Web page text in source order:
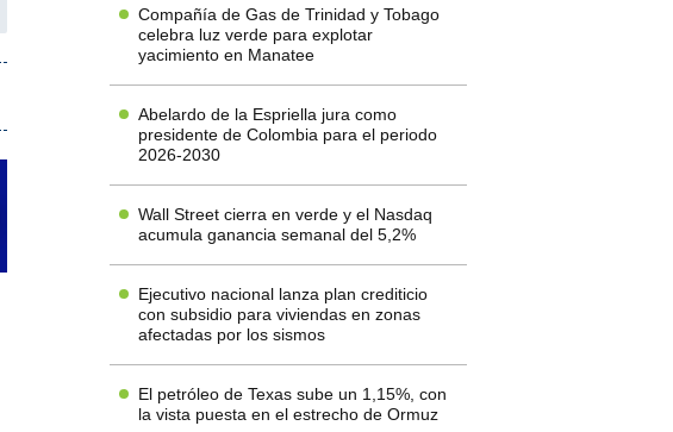
Compañía de Gas de Trinidad y Tobago
celebra luz verde para explotar
yacimiento en Manatee
Abelardo de la Espriella jura como
presidente de Colombia para el periodo
2026-2030
Wall Street cierra en verde y el Nasdaq
acumula ganancia semanal del 5,2%
Ejecutivo nacional lanza plan crediticio
con subsidio para viviendas en zonas
afectadas por los sismos
El petróleo de Texas sube un 1,15%, con
la vista puesta en el estrecho de Ormuz